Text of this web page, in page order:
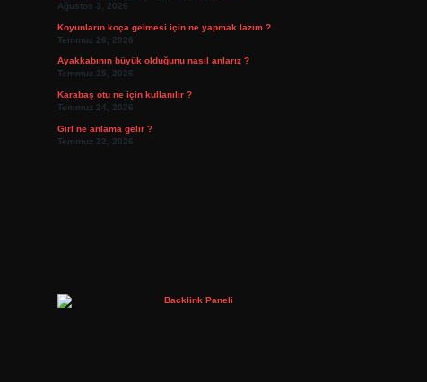
Ağustos 3, 2026
Koyunların koça gelmesi için ne yapmak lazım ?
Temmuz 26, 2026
Ayakkabının büyük olduğunu nasıl anlarız ?
Temmuz 25, 2026
Karabaş otu ne için kullanılır ?
Temmuz 24, 2026
Girl ne anlama gelir ?
Temmuz 22, 2026